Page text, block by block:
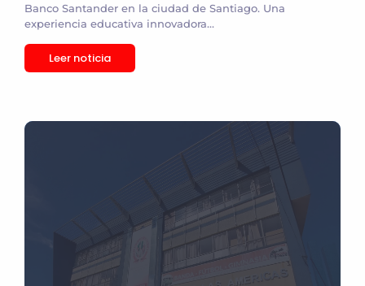
Banco Santander en la ciudad de Santiago. Una
experiencia educativa innovadora...
Leer noticia